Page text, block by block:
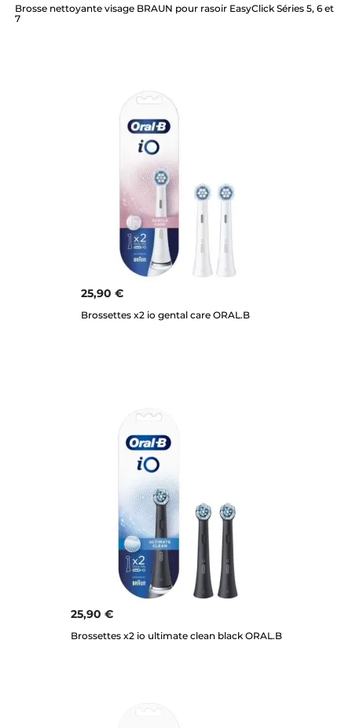
Brosse nettoyante visage BRAUN pour rasoir EasyClick Séries 5, 6 et
7
25,90 €
Brossettes x2 io gental care ORAL.B
25,90 €
Brossettes x2 io ultimate clean black ORAL.B